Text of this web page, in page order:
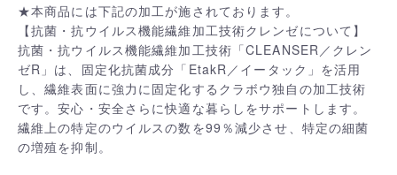
★本商品には下記の加工が施されております。
【抗菌・抗ウイルス機能繊維加工技術クレンゼについて】
抗菌・抗ウイルス機能繊維加工技術「CLEANSER／クレン
ゼR」は、固定化抗菌成分「EtakR／イータック」を活用
し、繊維表面に強力に固定化するクラボウ独自の加工技術
です。安心・安全さらに快適な暮らしをサポートします。
繊維上の特定のウイルスの数を99％減少させ、特定の細菌
の増殖を抑制。